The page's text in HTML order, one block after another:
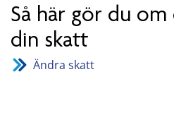
Så här gör du
din skatt
Ändra skatt